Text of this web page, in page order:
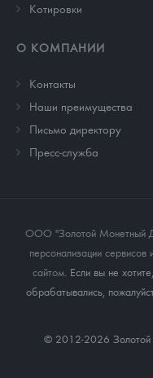
Котировки
О КОМПАНИИ
Контакты
Наши преимущества
Письмо директору
Пресс-служба
ООО "Золотой Монетный
персонализации
сайтом. Если вы не
обрабатывались,
© 2012-2026 Золотой